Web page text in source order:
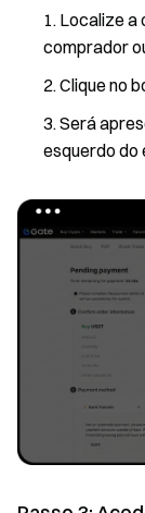
Localize a
comprador
Clique no
Será
esquerdo do